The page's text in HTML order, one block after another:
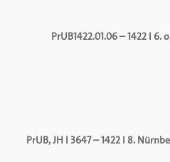
PrUB1422.01.06 – 1422 I 6.
PrUB, JH I 3647 – 1422 I 8.